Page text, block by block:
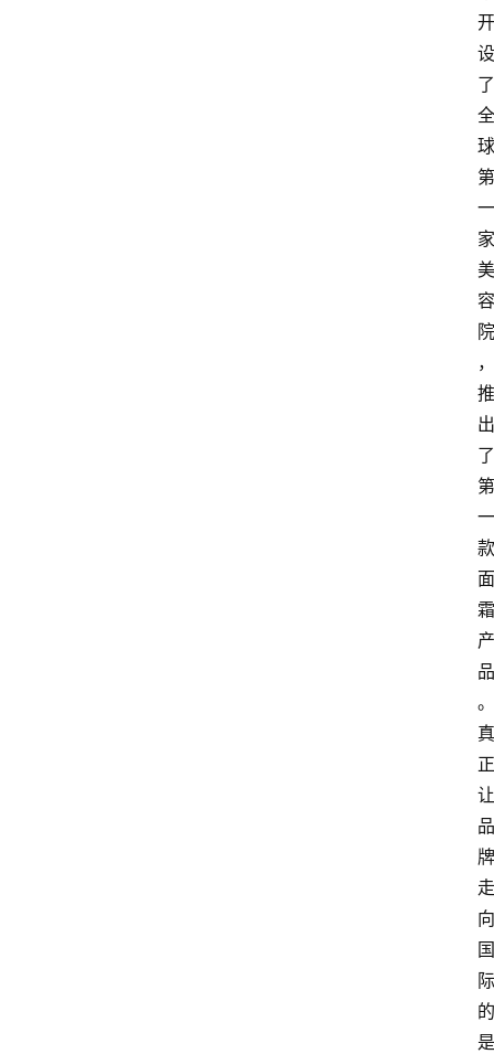
开
设
了
全
球
第
一
家
美
容
院
，
推
出
了
第
一
款
面
霜
产
品
。
真
正
让
品
牌
走
向
国
际
的
是